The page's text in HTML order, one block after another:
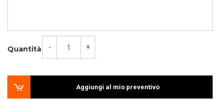
Quantità - +
Aggiungi al mio preventivo